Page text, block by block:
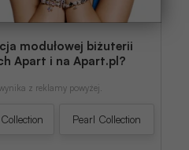
modułowej biżuterii
Apart i na Apart.pl?
z reklamy powyżej.
Pearl Collection